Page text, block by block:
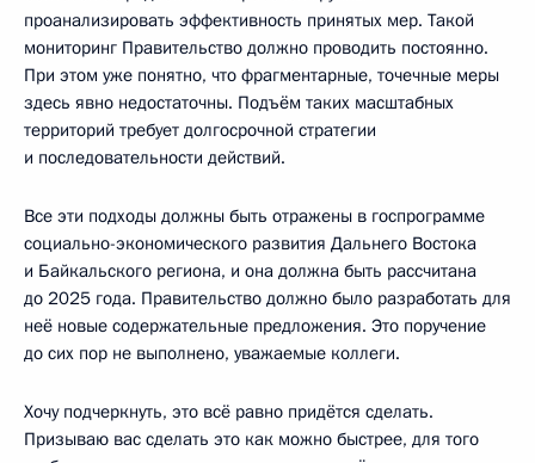
проанализировать эффективность принятых мер. Такой
мониторинг Правительство должно проводить постоянно.
При этом уже понятно, что фрагментарные, точечные меры
здесь явно недостаточны. Подъём таких масштабных
территорий требует долгосрочной стратегии
и последовательности действий.
Все эти подходы должны быть отражены в госпрограмме
социально-экономического развития Дальнего Востока
и Байкальского региона, и она должна быть рассчитана
до 2025 года. Правительство должно было разработать для
неё новые содержательные предложения. Это поручение
до сих пор не выполнено, уважаемые коллеги.
Хочу подчеркнуть, это всё равно придётся сделать.
Призываю вас сделать это как можно быстрее, для того